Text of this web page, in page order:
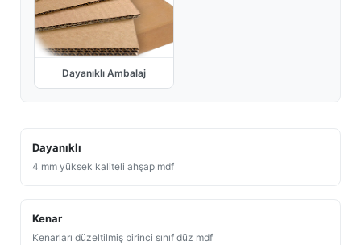
Dayanıklı Ambalaj
Dayanıklı
4 mm yüksek kaliteli ahşap mdf
Kenar
Kenarları düzeltilmiş birinci sınıf düz mdf